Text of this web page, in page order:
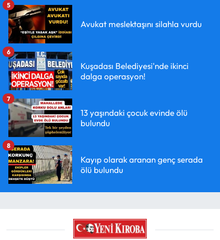
Avukat meslektaşını silahla vurdu
5
Kuşadası Belediyesi'nde ikinci
dalga operasyon!
6
13 yaşındaki çocuk evinde ölü
bulundu
7
Kayıp olarak aranan genç serada
ölü bulundu
8